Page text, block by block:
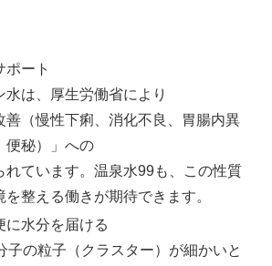
ポート
水は、厚生労働省により
善（慢性下痢、消化不良、胃腸内異
便秘）」への
れています。温泉水99も、この性質
整える働きが期待できます。
に水分を届ける
子の粒子（クラスター）が細かいと